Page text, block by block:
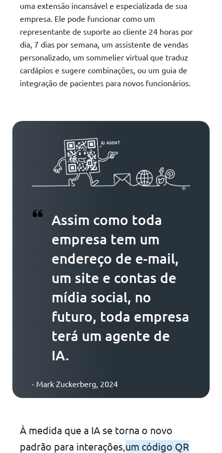
uma extensão incansável e especializada de sua
empresa. Ele pode funcionar como um
representante de suporte ao cliente 24 horas por
dia, 7 dias por semana, um assistente de vendas
personalizado, um sommelier virtual que traduz
cardápios e sugere combinações, ou um guia de
integração de pacientes para novos funcionários.
Assim como toda
empresa tem um
endereço de e-mail,
um site e contas de
mídia social, no
futuro, toda empresa
terá um agente de
IA.
- Mark Zuckerberg, 2024
À medida que a IA se torna o novo
padrão para interações, um código QR